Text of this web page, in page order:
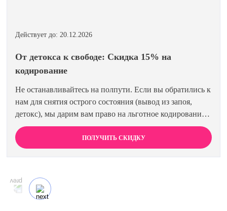
Действует до: 20.12.2026
От детокса к свободе: Скидка 15% на
кодирование
Не останавливайтесь на полпути. Если вы обратились к
нам для снятия острого состояния (вывод из запоя,
детокс), мы дарим вам право на льготное кодирование.
Просто предъявите документ об оплате первичной
процедуры, и получите скидку 15% на любой метод
кодирования в нашей клинике. Ваш путь к трезвости
ПОЛУЧИТЬ СКИДКУ